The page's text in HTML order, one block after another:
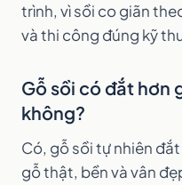
trình, vì sồi co giãn
và thi công đúng kỹ
Gỗ sồi có đắt hơn
không?
Có, gỗ sồi tự nhiên
gỗ thật, bền và vân